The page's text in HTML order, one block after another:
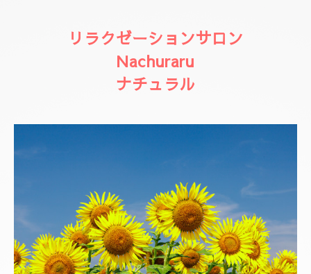
リラクゼーションサロン
Nachuraru
ナチュラル